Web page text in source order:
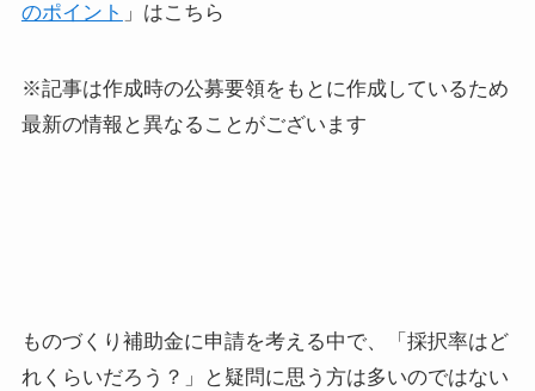
のポイント 」はこちら
※記事は作成時の公募要領をもとに作成しているため
最新の情報と異なることがございます
ものづくり補助金に申請を考える中で、「採択率はど
れくらいだろう？」と疑問に思う方は多いのではない